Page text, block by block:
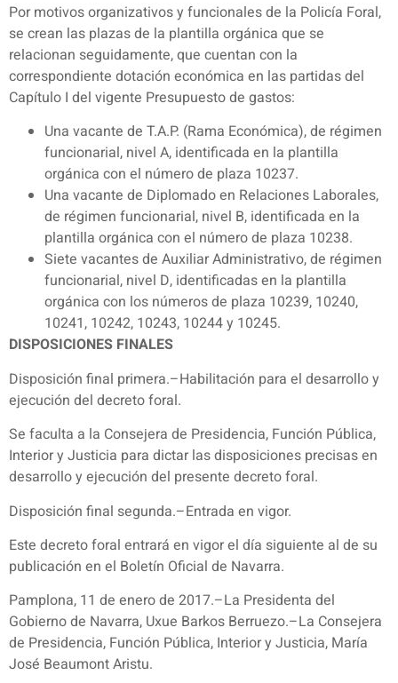
Por motivos organizativos y funcionales de la Policía Foral,
se crean las plazas de la plantilla orgánica que se
relacionan seguidamente, que cuentan con la
correspondiente dotación económica en las partidas del
Capítulo I del vigente Presupuesto de gastos:
Una vacante de T.A.P. (Rama Económica), de régimen
funcionarial, nivel A, identificada en la plantilla
orgánica con el número de plaza 10237.
Una vacante de Diplomado en Relaciones Laborales,
de régimen funcionarial, nivel B, identificada en la
plantilla orgánica con el número de plaza 10238.
Siete vacantes de Auxiliar Administrativo, de régimen
funcionarial, nivel D, identificadas en la plantilla
orgánica con los números de plaza 10239, 10240,
10241, 10242, 10243, 10244 y 10245.
DISPOSICIONES FINALES
Disposición final primera.–Habilitación para el desarrollo y
ejecución del decreto foral.
Se faculta a la Consejera de Presidencia, Función Pública,
Interior y Justicia para dictar las disposiciones precisas en
desarrollo y ejecución del presente decreto foral.
Disposición final segunda.–Entrada en vigor.
Este decreto foral entrará en vigor el día siguiente al de su
publicación en el Boletín Oficial de Navarra.
Pamplona, 11 de enero de 2017.–La Presidenta del
Gobierno de Navarra, Uxue Barkos Berruezo.–La Consejera
de Presidencia, Función Pública, Interior y Justicia, María
José Beaumont Aristu.